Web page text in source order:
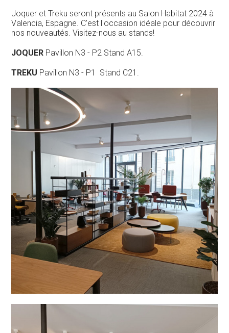
Joquer et Treku seront présents au Salon Habitat 2024 à
Valencia, Espagne. C'est l'occasion idéale pour découvrir
nos nouveautés. Visitez-nous au stands!
JOQUER Pavillon N3 - P2 Stand A15.
TREKU Pavillon N3 - P1 Stand C21.